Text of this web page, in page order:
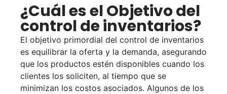
¿Cuál es el Objetivo del
control de inventarios?
El objetivo primordial del control de inventarios
es equilibrar la oferta y la demanda, asegurando
que los productos estén disponibles cuando los
clientes los soliciten, al tiempo que se
minimizan los costos asociados. Algunos de los